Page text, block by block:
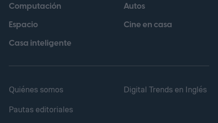
Computación
Espacio
Casa inteligente
Autos
Cine en casa
Quiénes somos
Pautas editoriales
Digital Trends en Inglés